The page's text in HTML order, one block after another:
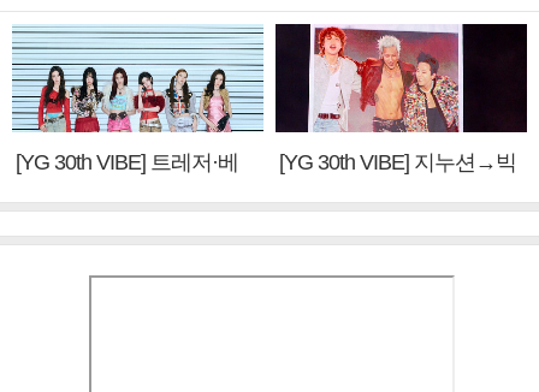
[YG 30th VIBE] 트레저·베
[YG 30th VIBE] 지누션→빅